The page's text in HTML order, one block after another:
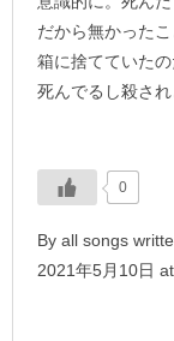
だから無かった
箱に捨てていた
死んでるし殺され
0
By all songs
2021年5月10日